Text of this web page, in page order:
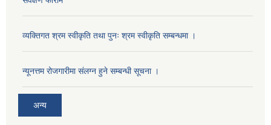
व्यक्तिगत श्रम स्वीकृति तथा पुनः श्रम स्वीकृति सम्बन्धमा ।
न्यूनत्तम रोजगारीमा संलग्न हुने सम्बन्धी सूचना ।
अन्य